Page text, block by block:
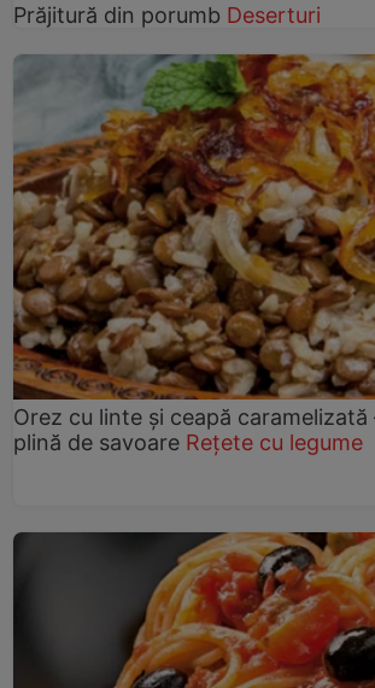
Prăjitură din porumb Deserturi
Orez cu linte și ceapă
plină de savoare Rețete cu legume